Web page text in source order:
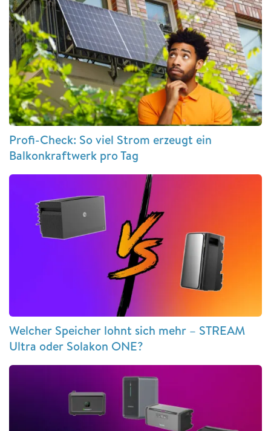
Profi-Check: So viel Strom erzeugt ein
Balkonkraftwerk pro Tag
Welcher Speicher lohnt sich mehr – STREAM
Ultra oder Solakon ONE?